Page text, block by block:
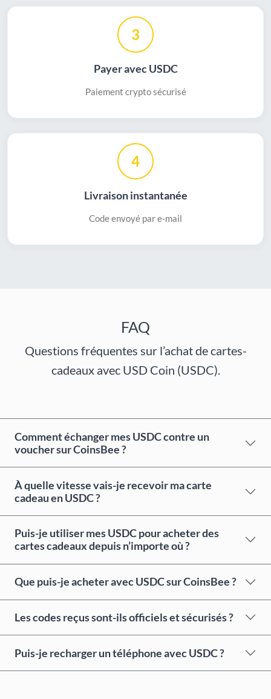
3
Payer avec USDC
Paiement crypto sécurisé
4
Livraison instantanée
Code envoyé par e-mail
FAQ
Questions fréquentes sur l’achat de cartes-
cadeaux avec USD Coin (USDC).
Comment échanger mes USDC contre un
voucher sur CoinsBee ?
À quelle vitesse vais-je recevoir ma carte
cadeau en USDC ?
Puis-je utiliser mes USDC pour acheter des
cartes cadeaux depuis n’importe où ?
Que puis-je acheter avec USDC sur CoinsBee ?
Les codes reçus sont-ils officiels et sécurisés ?
Puis-je recharger un téléphone avec USDC ?